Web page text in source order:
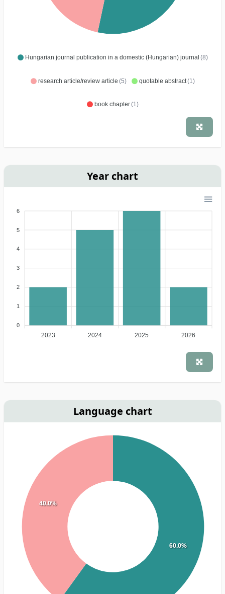
Hungarian journal publication in a domestic (Hungarian) journal (8)
research article/review article (5) quotable abstract(1)
book chapter(1)
Year chart
6
5
4
3
2
1
0
2023 2024 2025 2026
Language chart
60.0%
40.0%